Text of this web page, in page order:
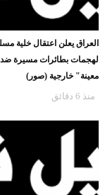
العراق يعلن اعتقال خلية
لهجمات بطائرات مسيرة
معينة" خارجية (صور)
منذ 6 دقائق